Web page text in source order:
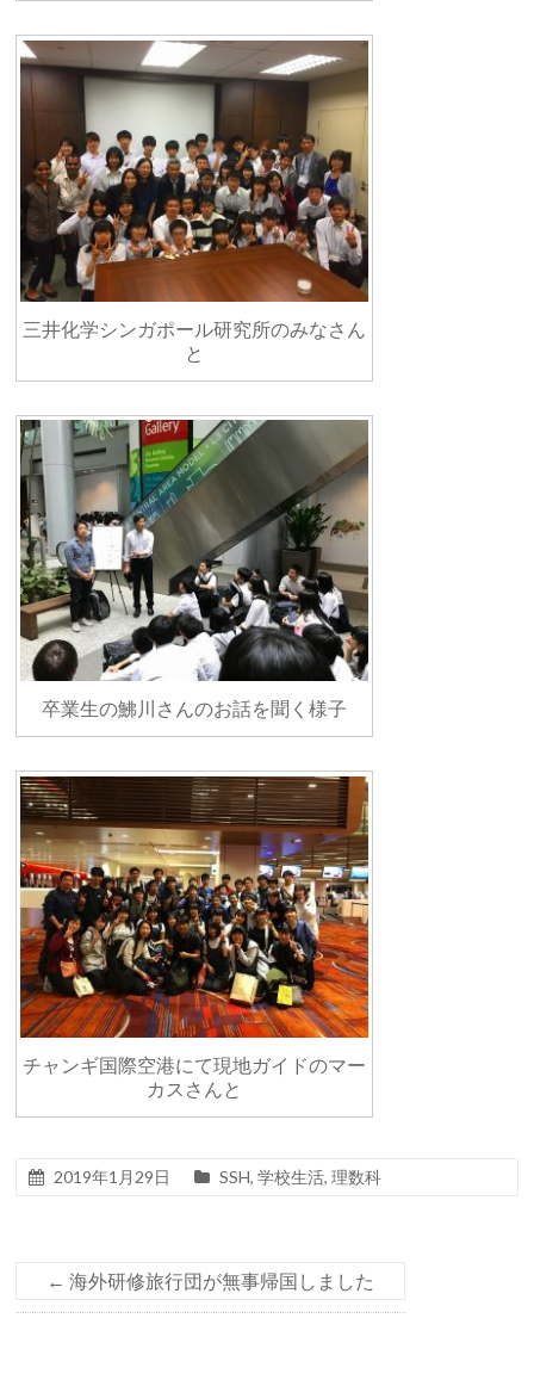
三井化学シンガポール研究所のみなさん
と
卒業生の鮄川さんのお話を聞く様子
チャンギ国際空港にて現地ガイドのマー
カスさんと
2019年1月29日 SSH,学校生活,理数科
← 海外研修旅行団が無事帰国しました